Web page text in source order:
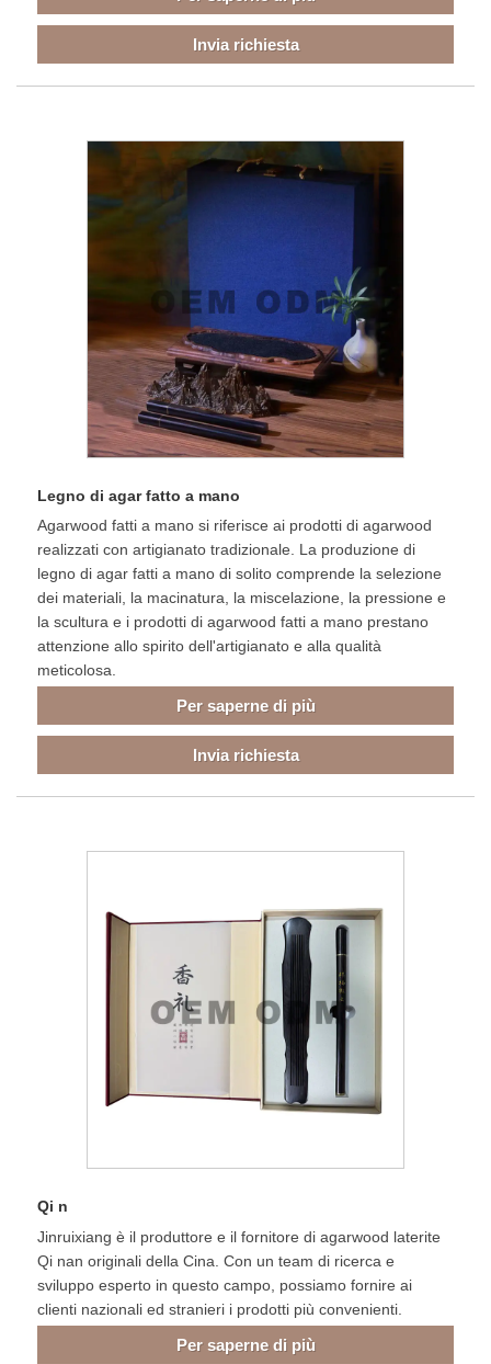
Invia richiesta
Legno di agar fatto a mano
Agarwood fatti a mano si riferisce ai prodotti di agarwood
realizzati con artigianato tradizionale. La produzione di
legno di agar fatti a mano di solito comprende la selezione
dei materiali, la macinatura, la miscelazione, la pressione e
la scultura e i prodotti di agarwood fatti a mano prestano
attenzione allo spirito dell'artigianato e alla qualità
meticolosa.
Per saperne di più
Invia richiesta
Qi n
Jinruixiang è il produttore e il fornitore di agarwood laterite
Qi nan originali della Cina. Con un team di ricerca e
sviluppo esperto in questo campo, possiamo fornire ai
clienti nazionali ed stranieri i prodotti più convenienti.
Per saperne di più